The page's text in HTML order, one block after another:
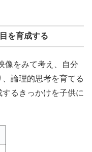
を育成する
像をみて考え、自分
論理的思考を育てる
るきっかけを子供に